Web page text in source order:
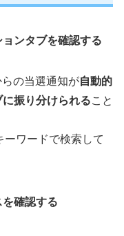
ンタブを確認する
の当選通知が自動的
振り分けられること
ーワードで検索して
確認する